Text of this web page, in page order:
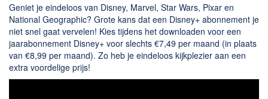
Geniet je eindeloos van Disney, Marvel, Star Wars, Pixar en
National Geographic? Grote kans dat een Disney+ abonnement je
niet snel gaat vervelen! Kies tijdens het downloaden voor een
jaarabonnement Disney+ voor slechts €7,49 per maand (in plaats
van €8,99 per maand). Zo heb je eindeloos kijkplezier aan een
extra voordelige prijs!